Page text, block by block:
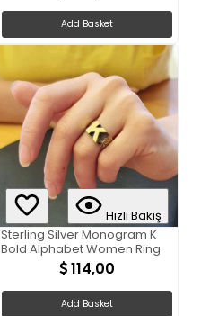
Add Basket
Hızlı Bakış
Sterling Silver Monogram K
Bold Alphabet Women Ring
114,00
Add Basket